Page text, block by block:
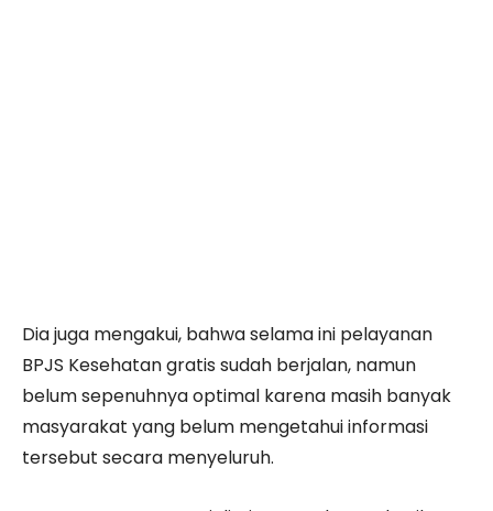
Dia juga mengakui, bahwa selama ini pelayanan
BPJS Kesehatan gratis sudah berjalan, namun
belum sepenuhnya optimal karena masih banyak
masyarakat yang belum mengetahui informasi
tersebut secara menyeluruh.